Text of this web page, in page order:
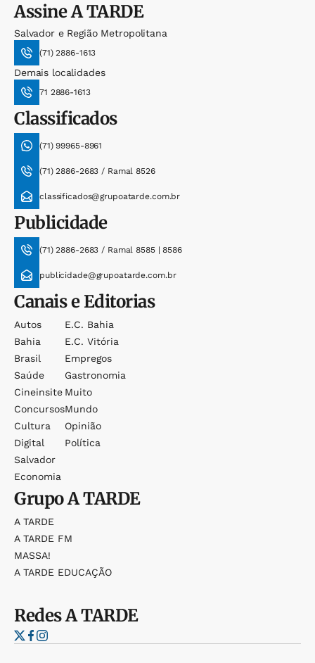
AssineA TARDE
Salvador e Região Metropolitana
(71) 2886-1613
Demais localidades
71 2886-1613
Classificados
(71) 99965-8961
(71) 2886-2683 / Ramal 8526
classificados@grupoatarde.com.br
Publicidade
(71) 2886-2683 / Ramal 8585 | 8586
publicidade@grupoatarde.com.br
Canais e Editorias
Autos
Bahia
Brasil
Saúde
Cineinsite
Concursos
Cultura
Digital
Salvador
Economia
E.c. Bahia
E.c. Vitória
Empregos
Gastronomia
Muito
Mundo
Opinião
Política
GrupoA TARDE
A TARDE
A TARDE FM
MASSA!
A TARDE EDUCAÇÃO
RedesA TARDE